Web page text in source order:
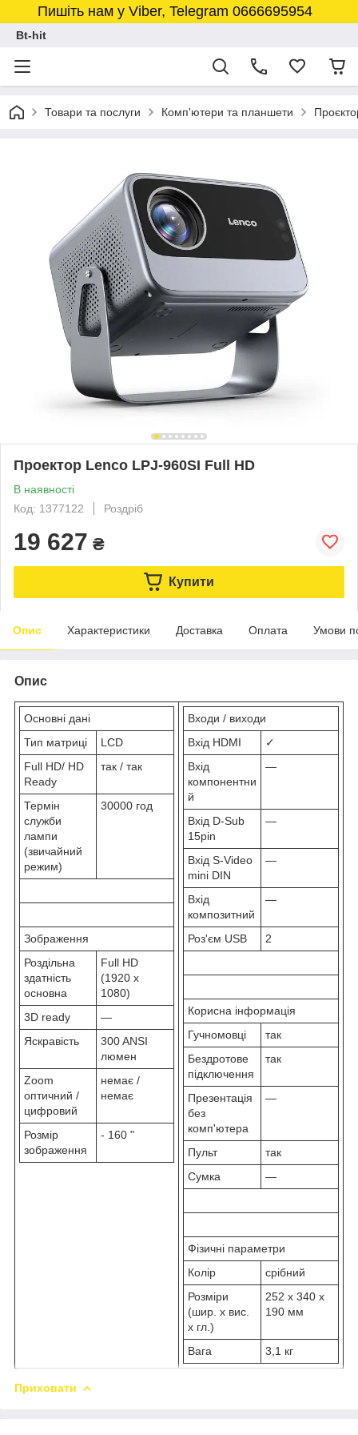
Пишіть нам у Viber, Telegram 0666695954
Bt-hit
Товари та послуги Комп'ютери та планшети
Проектор Lenco LPJ-960SI Full HD
В наявності
Код: 1377122
Роздріб
19 627 ₴
Купити
Опис Характеристики Доставка Оплата Умови
Опис
Основні дані
Тип матриці
LCD
Full HD/ HD
Ready
так / так
Термін
служби
лампи
(звичайний
режим)
30000 год
Зображення
Роздільна
здатність
основна
Full HD
(1920 x
1080)
3D ready
—
Яскравість
300 ANSI
люмен
Zoom
оптичний /
цифровий
немає /
немає
Розмір
зображення
- 160 "
Входи / виходи
Вхід HDMI
✓
Вхід
компонентни
й
—
Вхід D-Sub
15pin
—
Вхід S-Video
mini DIN
—
Вхід
композитний
—
Роз'єм USB 2
Корисна інформація
Гучномовці
так
Бездротове
підключення
так
Презентація
без
комп'ютера
—
Пульт
так
Сумка
—
Фізичні параметри
Колір
срібний
Розміри
(шир. x вис.
x гл.)
252 x 340 x
190 мм
Вага 3,1 кг
Приховати